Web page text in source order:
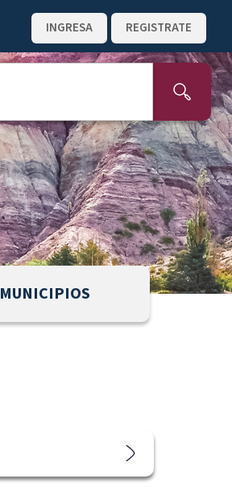
INGRESA REGISTRATE
MUNICIPIOS